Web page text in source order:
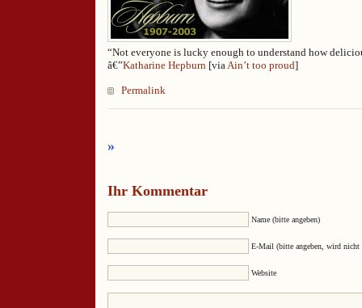
“Not everyone is lucky enough to understand how
â€”Katharine Hepburn [viaAin’t too proud]
Permalink
»
Ihr Kommentar
Name (bitte angeben)
E-Mail (bitte angeben, wird nicht
Website